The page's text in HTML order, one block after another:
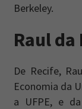
Berkeley.
Raul
De Recife,
Economia da
a UFPE, e